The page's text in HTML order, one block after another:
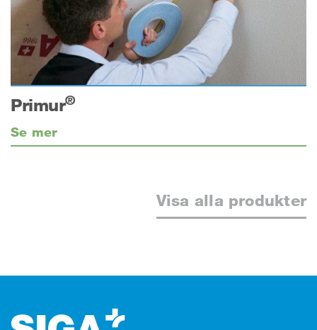
Primur®
Se mer
Visa alla produkter